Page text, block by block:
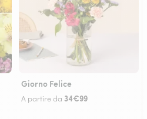
Giorno Felice
A partire da 34€99